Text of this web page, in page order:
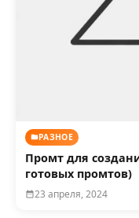
РАЗНОЕ
Промт для
готовых промтов)
23 апреля, 2024